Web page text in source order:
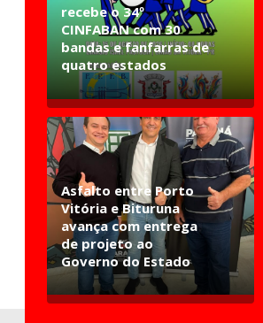
recebe o 34º
CINFABAN com 30
bandas e fanfarras de
quatro estados
Asfalto entre Porto
Vitória e Bituruna
avança com entrega
de projeto ao
Governo do Estado